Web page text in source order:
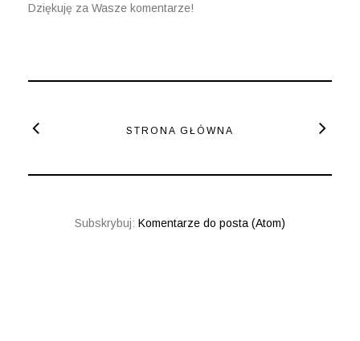
Dziękuję za Wasze komentarze!
STRONA GŁÓWNA
Subskrybuj: Komentarze do posta (Atom)